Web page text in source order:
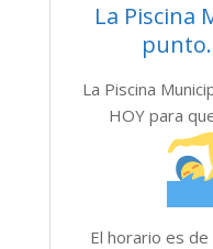
La Piscina
La Piscina
HOY para
El horario es